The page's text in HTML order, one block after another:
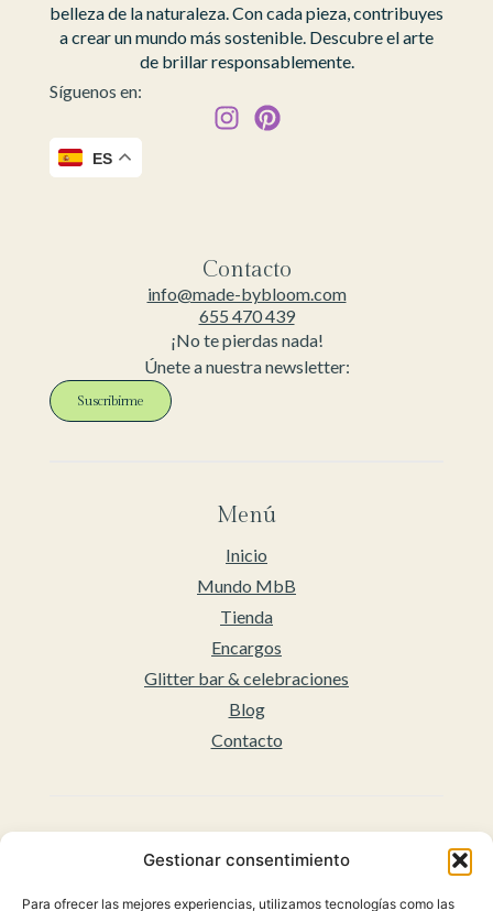
Gestionar consentimiento
Para ofrecer las mejores experiencias, utilizamos tecnologías como las
belleza de la naturaleza. Con cada pieza, contribuyes
a crear un mundo más sostenible. Descubre el arte
de brillar responsablemente.
Síguenos en:
ES
Contacto
info@made-bybloom.com
655 470 439
¡No te pierdas nada!
Únete a nuestra newsletter:
Suscribirme
Menú
Inicio
Mundo MbB
Tienda
Encargos
Glitter bar & celebraciones
Blog
Contacto